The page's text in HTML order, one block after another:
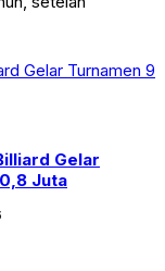
Gelar
Juta